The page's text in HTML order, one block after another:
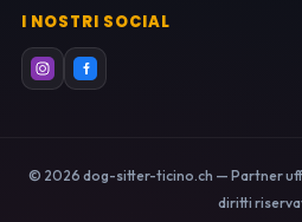
I NOSTRI SOCIAL
© 2026 dog-sitter-ticino.ch — Partner
diritti